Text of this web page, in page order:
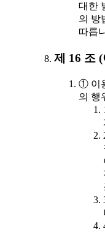
대한
의 방
따릅
제 16 조
① 이
의 행